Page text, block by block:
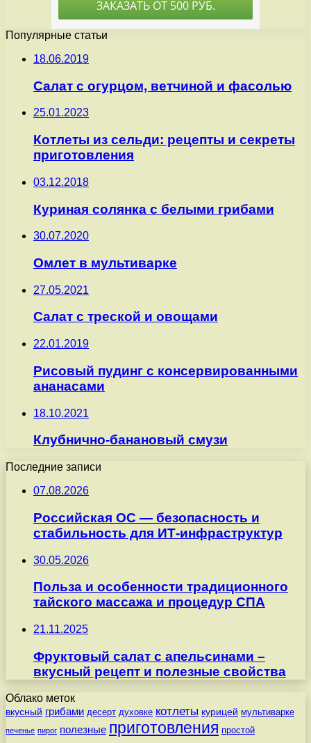
Популярные статьи
18.06.2019
Салат с огурцом, ветчиной и фасолью
25.01.2023
Котлеты из сельди: рецепты и секреты
приготовления
03.12.2018
Куриная солянка с белыми грибами
30.07.2020
Омлет в мультиварке
27.05.2021
Салат с треской и овощами
22.01.2019
Рисовый пудинг с консервированными
ананасами
18.10.2021
Клубнично-банановый смузи
Последние записи
07.08.2026
Российская ОС — безопасность и
стабильность для ИТ-инфраструктур
30.05.2026
Польза и особенности традиционного
тайского массажа и процедур СПА
21.11.2025
Фруктовый салат с апельсинами –
вкусный рецепт и полезные свойства
Облако меток
вкусный грибами десерт духовке котлеты курицей мультиварке
печенье пирог полезные приготовления простой